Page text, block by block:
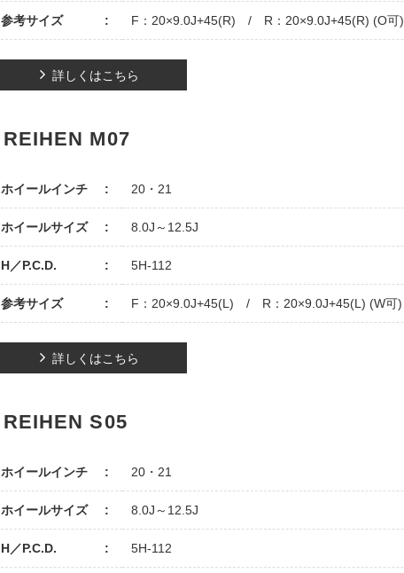
参考サイズ F：20×9.0J+45(R) / R：20×9.0J+45(R) (O可)
詳しくはこちら
REIHEN M07
ホイールインチ 20・21
ホイールサイズ 8.0J～12.5J
H／P.C.D. 5H-112
参考サイズ F：20×9.0J+45(L) / R：20×9.0J+45(L) (W可)
詳しくはこちら
REIHEN S05
ホイールインチ 20・21
ホイールサイズ 8.0J～12.5J
H／P.C.D. 5H-112